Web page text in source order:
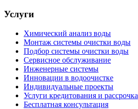
Услуги
Химический анализ воды
Монтаж системы очистки воды
Подбор системы очистки воды
Сервисное обслуживание
Инженерные системы
Инновации в водоочистке
Индивидуальные проекты
Услуги кредитования и рассрочка
Бесплатная консультация